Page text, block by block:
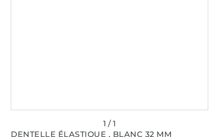
DENTELLE ÉLASTIQUE , BLANC 32 MM